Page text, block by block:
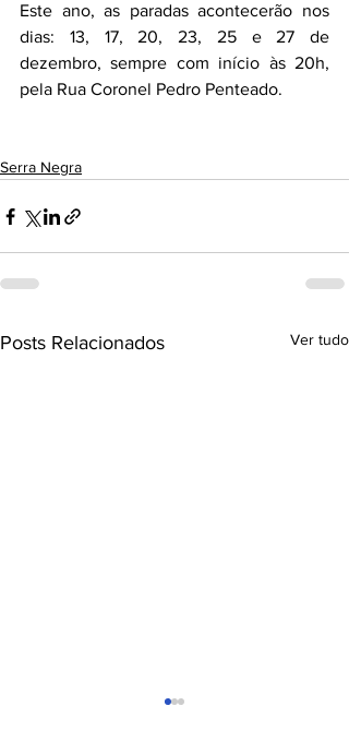
Este ano, as paradas acontecerão nos
dias: 13, 17, 20, 23, 25 e 27 de
dezembro, sempre com início às 20h,
pela Rua Coronel Pedro Penteado.
Serra Negra
Posts Relacionados Ver tudo